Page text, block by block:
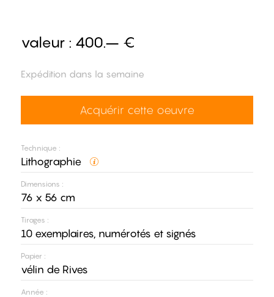
Technique :
Lithographie
Dimensions :
76 x 56 cm
Tirages :
10 exemplaires, numérotés et signés
Papier :
vélin de Rives
Année :
valeur : 400.– €
Expédition dans la semaine
Acquérir cette oeuvre